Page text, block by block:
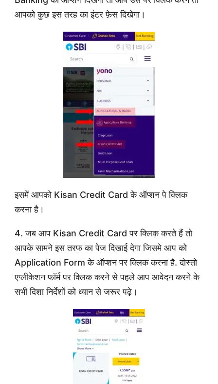
आपको कुछ इस तरह का इंटर फ़ेस दिखेगा।
इसमें आपको Kisan Credit Card के ऑप्शन पे क्लिक
करना है।
4. जब आप Kisan Credit Card पर क्लिक करते हैं तो
आपके सामने इस तरफ का पेज दिखाई देगा जिसमे आप को
Application Form के ऑप्शन पर क्लिक करना है. दोस्तो
एप्लीकेशन फॉर्म पर क्लिक करने से पहले आप आवेदन करने के
सभी दिशा निर्देशों को ध्यान से जरूर पढ़े।